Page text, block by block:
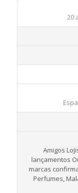
20
Amigos
lançamentos
marcas
Perfumes,